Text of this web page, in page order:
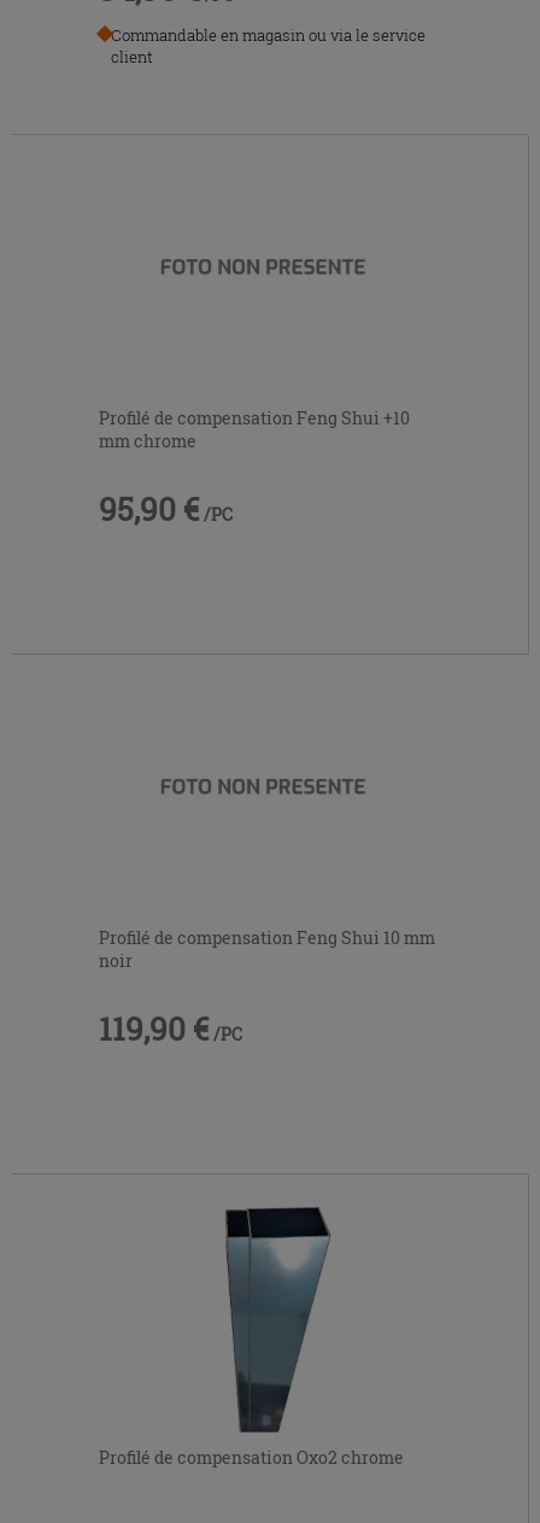
Commandable en magasin ou via le service
client
Profilé de compensation Feng Shui +10
mm chrome
95,90 € /PC
Profilé de compensation Feng Shui 10 mm
noir
119,90 € /PC
Profilé de compensation Oxo2 chrome